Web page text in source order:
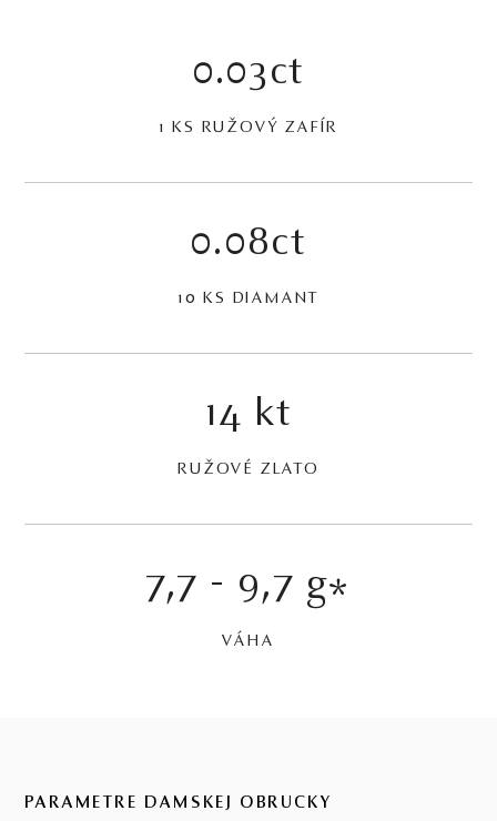
0.03ct
1 KS RUŽOVÝ ZAFÍR
0.08ct
10 KS DIAMANT
14 kt
RUŽOVÉ ZLATO
7,7 - 9,7 g*
VÁHA
PARAMETRE DÁMSKEJ OBRÚČKY